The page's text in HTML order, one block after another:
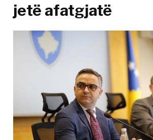
jetë afatgjatë